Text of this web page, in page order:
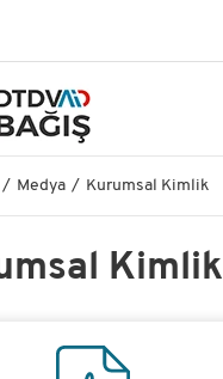
Medya Kurumsal Kimlik
Kimlik